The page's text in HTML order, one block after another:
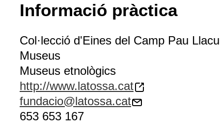
Informació pràctica
Col·lecció d'Eines del Camp Pau
Museus
Museus etnològics
http://www.latossa.cat
fundacio@latossa.cat
653 653 167